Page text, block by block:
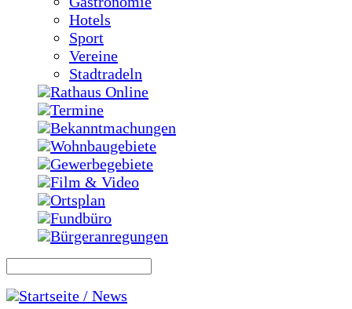
Hotels
Sport
Vereine
Stadtradeln
Rathaus Online
Termine
Bekanntmachungen
Wohnbaugebiete
Gewerbegebiete
Film & Video
Ortsplan
Fundbüro
Bürgeranregungen
Startseite / News